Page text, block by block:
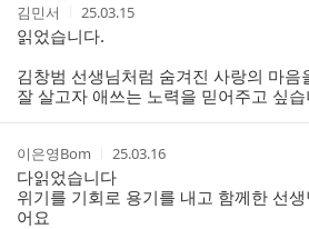
작
성
자
김민서
작
성
시
간
25.03.15
읽었습니다.
김창범 선생님처럼 숨겨진 사랑의 마음
잘 살고자 애쓰는 노력을 믿어주고 싶
작
성
자
이은영Bom
작
성
시
간
25.03.16
다읽었습니다
위기를 기회로 용기를 내고 함께한 선
어요